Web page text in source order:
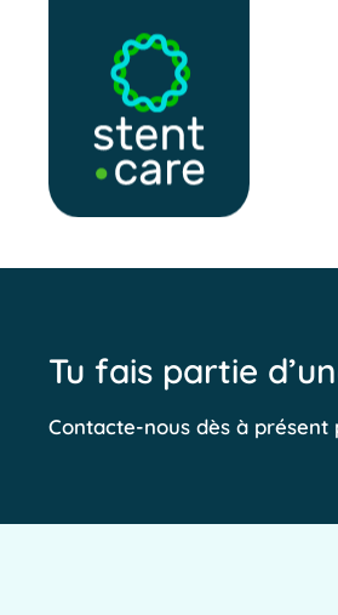
Tu fais partie
Contacte-nous dès à présent